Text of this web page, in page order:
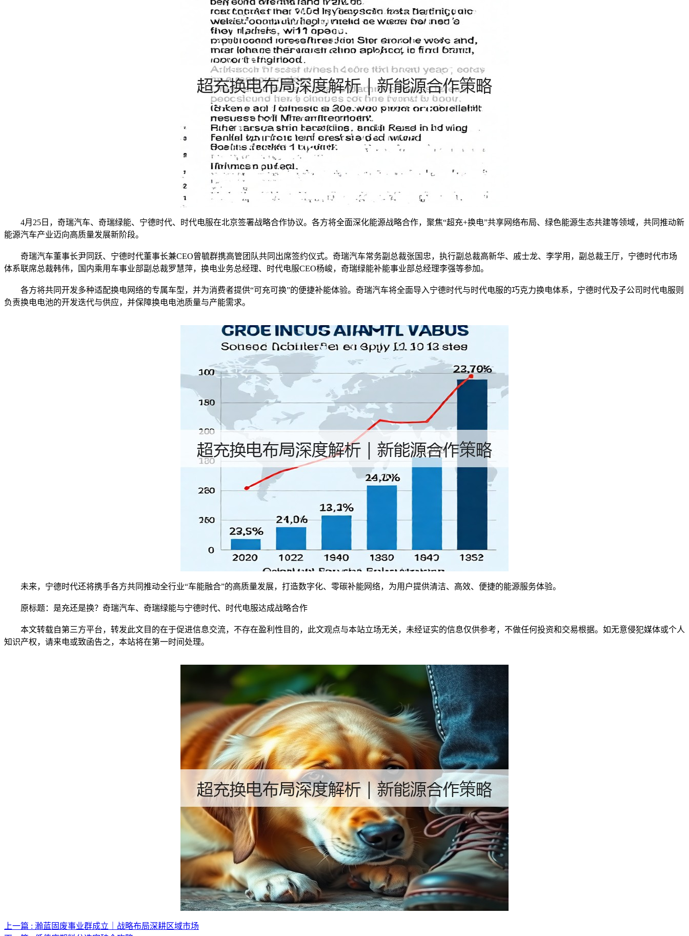
4月25日，奇瑞汽车、奇瑞绿能、宁德时代、时代电服在北京签署战略合作协议。各方将全面深化能源战略合作，聚焦“超充+换电”共享网络布局、绿色能源生态共建等领域，共同推动新
能源汽车产业迈向高质量发展新阶段。
奇瑞汽车董事长尹同跃、宁德时代董事长兼CEO曾毓群携高管团队共同出席签约仪式。奇瑞汽车常务副总裁张国忠，执行副总裁高新华、戚士龙、李学用，副总裁王厅，宁德时代市场
体系联席总裁韩伟，国内乘用车事业部副总裁罗慧萍，换电业务总经理、时代电服CEO杨峻，奇瑞绿能补能事业部总经理李强等参加。
各方将共同开发多种适配换电网络的专属车型，并为消费者提供“可充可换”的便捷补能体验。奇瑞汽车将全面导入宁德时代与时代电服的巧克力换电体系，宁德时代及子公司时代电服则
负责换电电池的开发迭代与供应，并保障换电电池质量与产能需求。
未来，宁德时代还将携手各方共同推动全行业“车能融合”的高质量发展，打造数字化、零碳补能网络，为用户提供清洁、高效、便捷的能源服务体验。‎
原标题：是充还是换？奇瑞汽车、奇瑞绿能与宁德时代、时代电服达成战略合作
本文转载自第三方平台，转发此文目的在于促进信息交流，不存在盈利性目的，此文观点与本站立场无关，未经证实的信息仅供参考，不做任何投资和交易根据。如无意侵犯媒体或个人
知识产权，请来电或致函告之，本站将在第一时间处理。
上一篇 : 瀚蓝固废事业群成立｜战略布局深耕区域市场